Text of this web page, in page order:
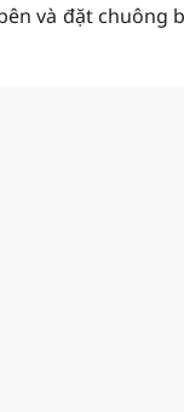
và đặt chuông